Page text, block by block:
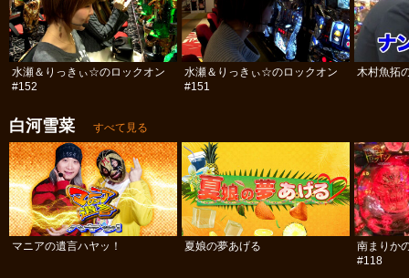
水瀬＆りっきぃ☆のロックオン
#152
水瀬＆りっきぃ☆のロックオン
#151
木村魚拓
白河雪菜 すべて見る
マニアの遺言ハヤッ！ 夏娘の夢あげる
南まりか
#118